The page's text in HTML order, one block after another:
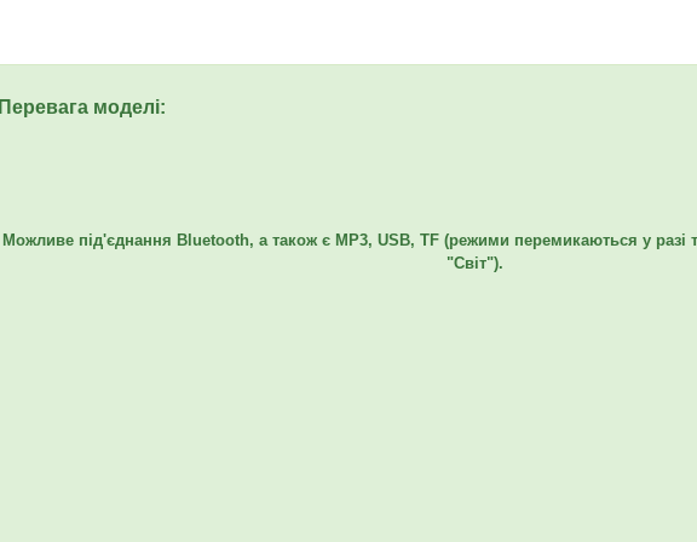
Перевага моделі:
Можливе під'єднання Bluetooth, а також є MP3, USB, TF (режими перемикаються у разі
"Світ").